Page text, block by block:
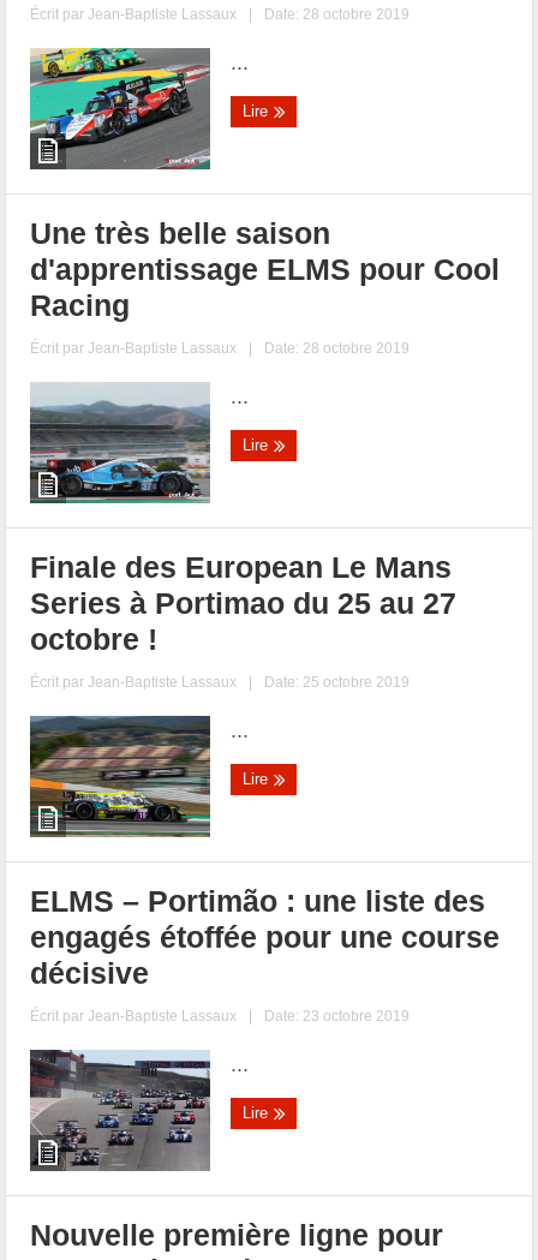
Écrit parJean-Baptiste Lassaux | Date: 28 octobre 2019
...
Lire
Une très belle saison
d'apprentissage ELMS pour Cool
Racing
Écrit parJean-Baptiste Lassaux | Date: 28 octobre 2019
...
Lire
Finale des European Le Mans
Series à Portimao du 25 au 27
octobre !
Écrit parJean-Baptiste Lassaux | Date: 25 octobre 2019
...
Lire
ELMS – Portimão : une liste des
engagés étoffée pour une course
décisive
Écrit parJean-Baptiste Lassaux | Date: 23 octobre 2019
...
Lire
Nouvelle première ligne pour